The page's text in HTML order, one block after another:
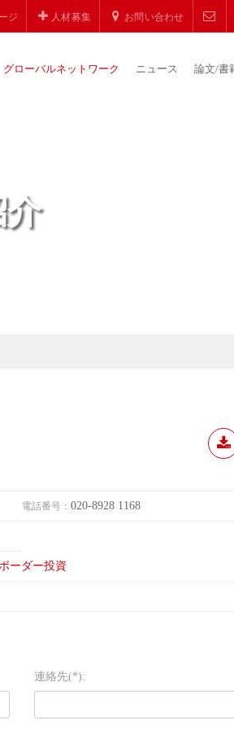
ジ 人材募集 お問い合わせ
グローバルネットワーク ニュース 論文/書
電話番号：020-8928 1168
ーダー投資
連絡先(*):